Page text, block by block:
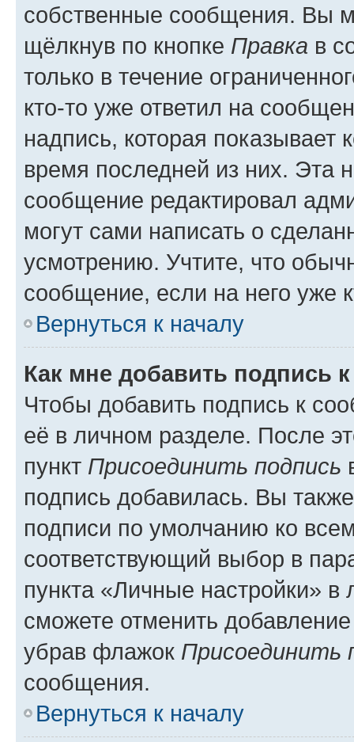
собственные сообщения. Вы
щёлкнув по кнопке Правка в
только в течение
кто-то уже ответил на
надпись, которая показывает
время последней из них. Эта
сообщение редактировал
могут сами написать о
усмотрению. Учтите, что
сообщение, если на него уже
Вернуться к началу
Как мне добавить подпись
Чтобы добавить подпись к
её в личном разделе. После
пункт Присоединить подпись
подпись добавилась. Вы
подписи по умолчанию ко
соответствующий выбор в
пункта «Личные настройки»
сможете отменить
убрав флажок Присоединить
сообщения.
Вернуться к началу